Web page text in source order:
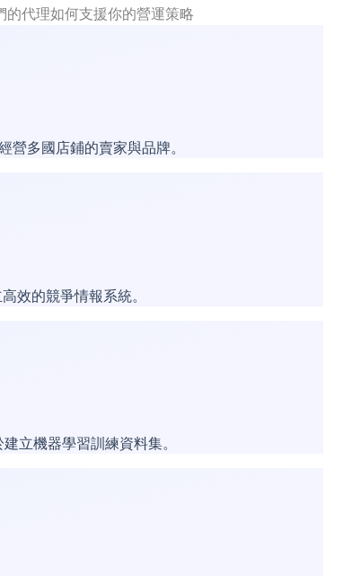
代理如何支援你的營運策略
營多國店鋪的賣家與品牌。
效的競爭情報系統。
立機器學習訓練資料集。